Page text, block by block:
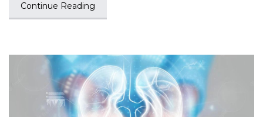
Continue Reading